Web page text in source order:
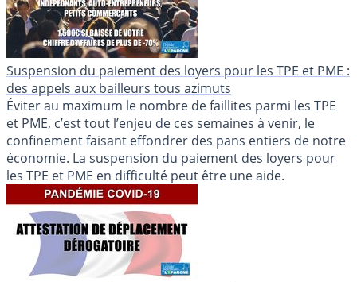
Suspension du paiement des loyers pour les TPE et PME :
des appels aux bailleurs tous azimuts
Éviter au maximum le nombre de faillites parmi les TPE
et PME, c’est tout l’enjeu de ces semaines à venir, le
confinement faisant effondrer des pans entiers de notre
économie. La suspension du paiement des loyers pour
les TPE et PME en difficulté peut être une aide.